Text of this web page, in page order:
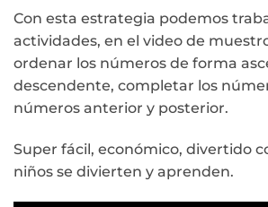
Con esta estrategia podemos
actividades, en el video de
ordenar los números de forma
descendente, completar los
números anterior y posterior.
Super fácil, económico, divertido
niños se divierten y aprenden.